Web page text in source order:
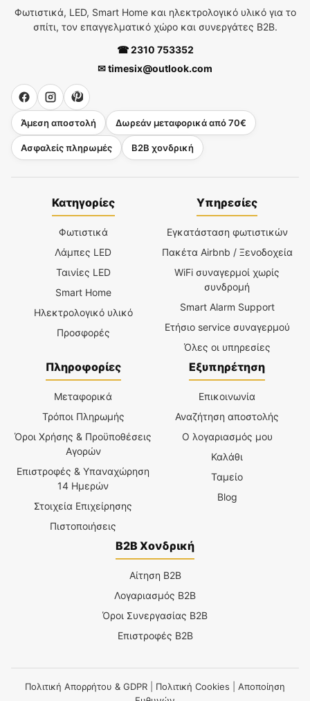
Φωτιστικά, LED, Smart Home και ηλεκτρολογικό υλικό για το
σπίτι, τον επαγγελματικό χώρο και συνεργάτες B2B.
☎ 2310 753352
✉ timesix@outlook.com
Άμεση αποστολή Δωρεάν μεταφορικά από 70€
Ασφαλείς πληρωμές B2B χονδρική
Κατηγορίες
Φωτιστικά
Λάμπες LED
Ταινίες LED
Smart Home
Ηλεκτρολογικό υλικό
Προσφορές
Υπηρεσίες
Εγκατάσταση φωτιστικών
Πακέτα Airbnb / Ξενοδοχεία
WiFi συναγερμοί χωρίς
συνδρομή
Smart Alarm Support
Ετήσιο service συναγερμού
Όλες οι υπηρεσίες
Πληροφορίες
Μεταφορικά
Τρόποι Πληρωμής
Όροι Χρήσης & Προϋποθέσεις
Αγορών
Επιστροφές & Υπαναχώρηση
14 Ημερών
Στοιχεία Επιχείρησης
Πιστοποιήσεις
Εξυπηρέτηση
Επικοινωνία
Αναζήτηση αποστολής
Ο λογαριασμός μου
Καλάθι
Ταμείο
Blog
B2B Χονδρική
Αίτηση B2B
Λογαριασμός B2B
Όροι Συνεργασίας B2B
Επιστροφές B2B
Πολιτική Απορρήτου & GDPR Πολιτική Cookies
Αποποίηση